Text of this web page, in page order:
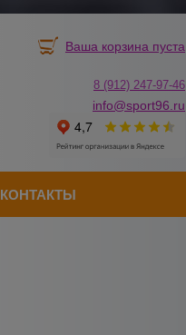
Ваша корзина пуста
8 (912) 247-97-46
info@sport96.ru
КОНТАКТЫ